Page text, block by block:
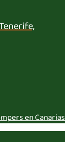
en Canarias